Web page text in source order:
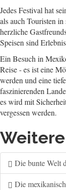
Jedes Festival hat
als auch Touristen
herzliche
Speisen sind
Ein Besuch in
Reise - es ist eine
werden und eine
faszinierenden
es wird mit
vergessen werden.
Die bunte Welt
Die